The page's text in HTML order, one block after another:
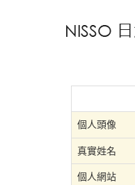
個人頭像
真實姓名
個人網站